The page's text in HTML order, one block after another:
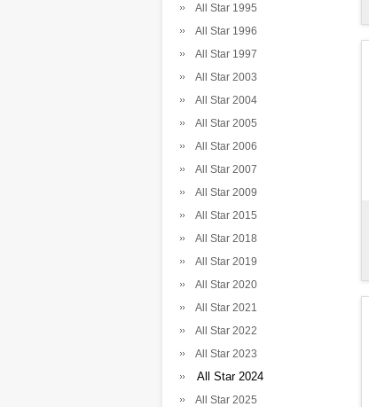
All Star 1995
All Star 1996
All Star 1997
All Star 2003
All Star 2004
All Star 2005
All Star 2006
All Star 2007
All Star 2009
All Star 2015
All Star 2018
All Star 2019
All Star 2020
All Star 2021
All Star 2022
All Star 2023
All Star 2024
All Star 2025